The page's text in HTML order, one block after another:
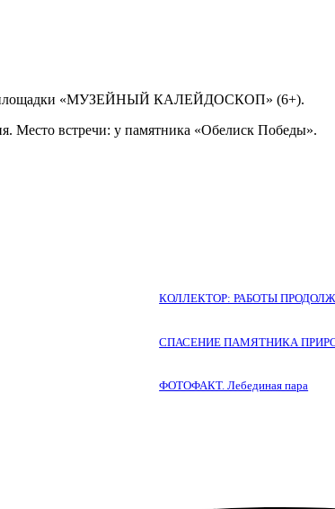
площадки «МУЗЕЙНЫЙ КАЛЕЙДОСКОП» (6+).
Место встречи: у памятника «Обелиск Победы».
КОЛЛЕКТОР: РАБОТЫ
СПАСЕНИЕ ПАМЯТНИКА
ФОТОФАКТ. Лебединая пара